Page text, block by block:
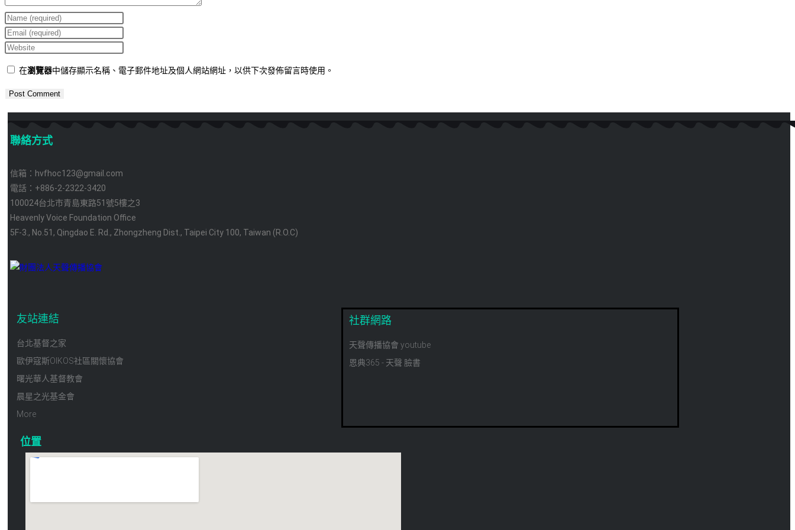
在瀏覽器中儲存顯示名稱、電子郵件地址及個人網站網址，以供下次發佈留言時使用。
聯絡方式
信箱：hvfhoc123@gmail.com
電話：+886-2-2322-3420
100024台北市青島東路51號5樓之3
Heavenly Voice Foundation Office
5F-3., No.51, Qingdao E. Rd., Zhongzheng Dist., Taipei City 100, Taiwan (R.O.C)
友站連結
台北基督之家
歐伊寇斯OIKOS社區關懷協會
曙光華人基督教會
晨星之光基金會
More
社群網路
天聲傳播協會 youtube
恩典365 - 天聲 臉書
位置